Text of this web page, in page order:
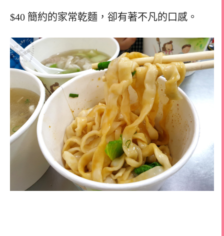
$40 簡約的家常乾麵，卻有著不凡的口感。